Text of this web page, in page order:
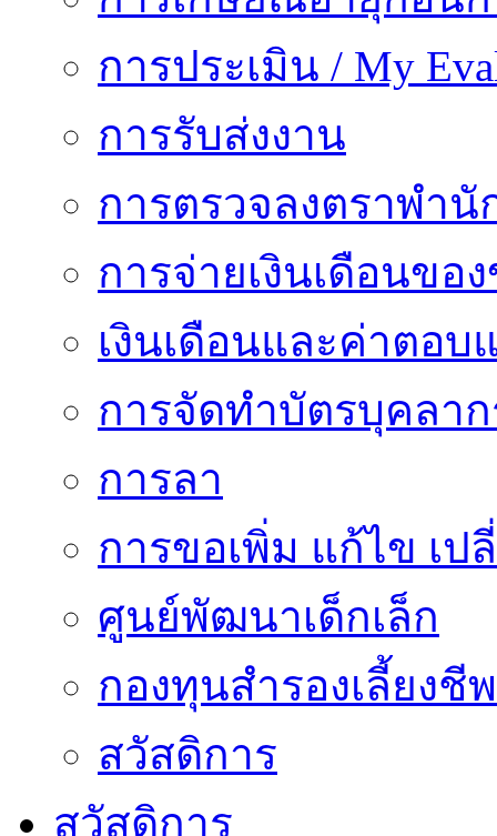
การประเมิน / My
การรับส่งงาน
การตรวจลงตราพำ
การจ่ายเงินเดือนขอ
เงินเดือนและค่าตอบ
การจัดทำบัตรบุคลา
การลา
การขอเพิ่ม แก้ไข เ
ศูนย์พัฒนาเด็กเล็ก
กองทุนสำรองเลี้ยงชีพ
สวัสดิการ
สวัสดิการ